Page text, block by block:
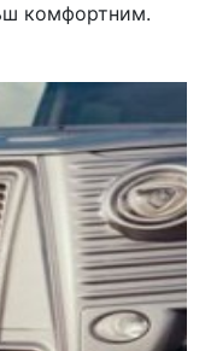
комфортним.